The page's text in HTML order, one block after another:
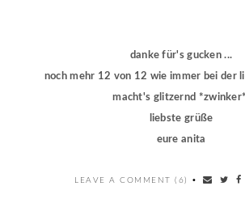
danke für's gucken ...
noch mehr 12 von 12 wie immer bei der
macht's glitzernd *zwinker*
liebste grüße
eure anita
LEAVE A COMMENT (6) •